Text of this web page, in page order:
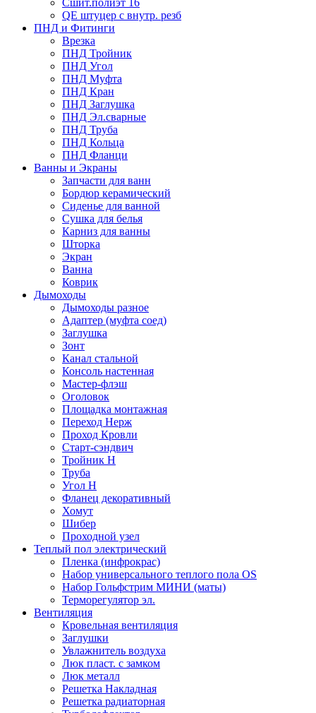
QE штуцер с внутр. резб
ПНД и Фитинги
Врезка
ПНД Тройник
ПНД Угол
ПНД Муфта
ПНД Кран
ПНД Заглушка
ПНД Эл.сварные
ПНД Труба
ПНД Кольца
ПНД Фланци
Ванны и Экраны
Запчасти для ванн
Бордюр керамический
Сиденье для ванной
Сушка для белья
Карниз для ванны
Шторка
Экран
Ванна
Коврик
Дымоходы
Дымоходы разное
Адаптер (муфта соед)
Заглушка
Зонт
Канал стальной
Консоль настенная
Мастер-флэш
Оголовок
Площадка монтажная
Переход Нерж
Проход Кровли
Старт-сэндвич
Тройник Н
Труба
Угол Н
Фланец декоративный
Хомут
Шибер
Проходной узел
Теплый пол электрический
Пленка (инфрокрас)
Набор универсального теплого пола OS
Набор Гольфстрим МИНИ (маты)
Терморегулятор эл.
Вентиляция
Кровельная вентиляция
Заглушки
Увлажнитель воздуха
Люк пласт. с замком
Люк металл
Решетка Накладная
Решетка радиаторная